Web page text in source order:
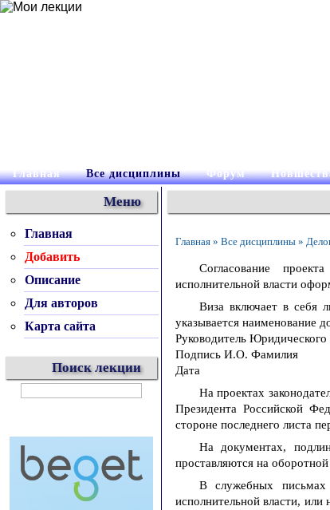
Главная Все дисциплины Форум
Меню
Главная
Добавить
Описание
Для авторов
Карта сайта
Поиск лекции
Главная » Все дисциплины »
Согласование
исполнительной власти
Виза включает в себя
указывается наименование
Руководитель Юридического
Подпись И.О. Фамилия
Дата
На проектах
Президента Российской
стороне последнего листа
На документах,
проставляются на
В служебных письмах
исполнительной власти, или